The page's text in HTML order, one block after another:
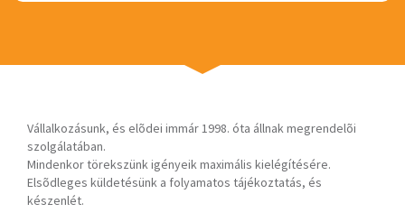
Vállalkozásunk, és elõdei immár 1998. óta állnak megrendelõi
szolgálatában.
Mindenkor törekszünk igényeik maximális kielégítésére.
Elsõdleges küldetésünk a folyamatos tájékoztatás, és
készenlét.